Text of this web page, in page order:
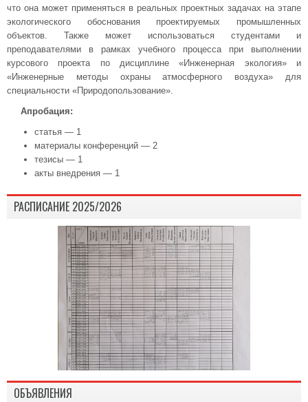
что она может применяться в реальных проектных задачах на этапе
экологического обоснования проектируемых промышленных
объектов. Также может использоваться студентами и
преподавателями в рамках учебного процесса при выполнении
курсового проекта по дисциплине «Инженерная экология» и
«Инженерные методы охраны атмосферного воздуха» для
специальности «Природопользование».
Апробация:
статья — 1
материалы конференций — 2
тезисы — 1
акты внедрения — 1
РАСПИСАНИЕ 2025/2026
ОБЪЯВЛЕНИЯ